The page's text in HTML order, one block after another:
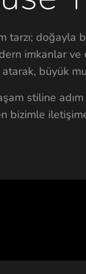
doğayla
imkanlar
büyük
stiline
bizimle